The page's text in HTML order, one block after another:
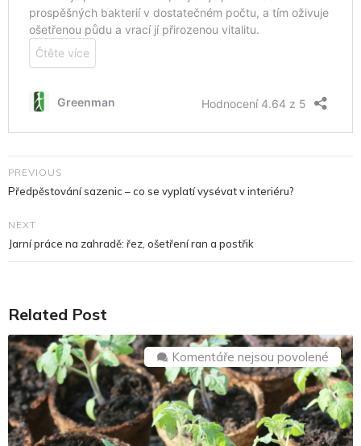
PREVIOUS
Předpěstování sazenic – co se vyplatí vysévat v interiéru?
NEXT
Jarní práce na zahradě: řez, ošetření ran a postřik
Related Post
Komentáře nejsou povolené
textu
s